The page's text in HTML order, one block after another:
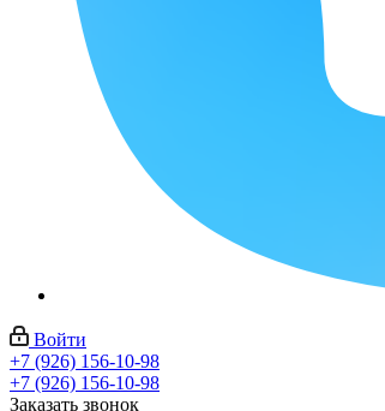
Войти
+7 (926) 156-10-98
+7 (926) 156-10-98
Заказать звонок